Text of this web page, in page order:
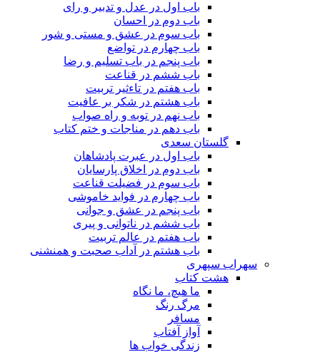
باب اول در عدل و تدبیر و رای
باب دوم در احسان
باب سوم در عشق و مستی و شور
باب چهارم در تواضع
باب پنجم در باب تسلیم و رضا
باب ششم در قناعت
باب هفتم در تاءثیر تربیت
باب هشتم در شکر بر عافیت
باب نهم در توبه و راه صواب
باب دهم در مناجات و ختم کتاب
گلستان سعدی
باب اول در عبرت پادشاهان
باب دوم در اخلاق پارسایان
باب سوم در فضیلت قناعت
باب چهارم در فواید خاموشى
باب پنجم در عشق و جوانى
باب ششم در ناتوانى و پیرى
باب هفتم در عالم تربیت
باب هشتم در آداب صحبت و همنشنى
سهراب سپهری
هشت کتاب
ما هیچ، ما نگاه
مرگ رنگ
مسافر
آواز آفتاب
زندگی خواب ها